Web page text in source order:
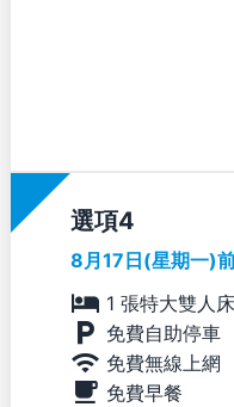
選項
8月17日(星期一)
1 張特大雙人床
免費自助停車
免費無線上網
免費早餐